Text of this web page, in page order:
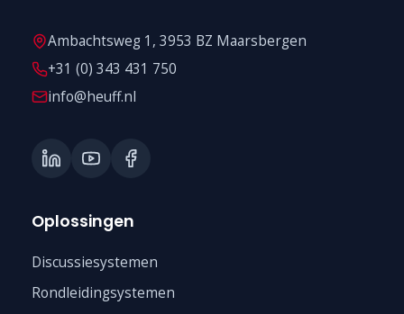
Ambachtsweg 1, 3953 BZ Maarsbergen
+31 (0) 343 431 750
info@heuff.nl
Oplossingen
Discussiesystemen
Rondleidingsystemen